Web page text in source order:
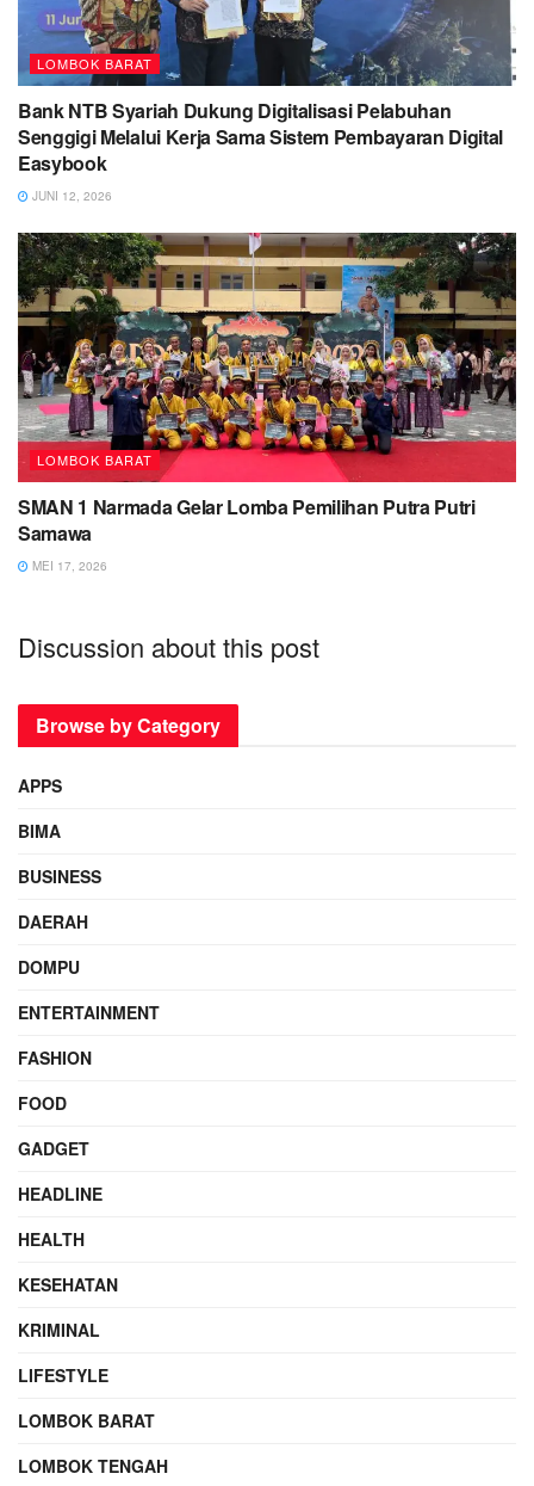
LOMBOK BARAT
Bank NTB Syariah Dukung Digitalisasi Pelabuhan
Senggigi Melalui Kerja Sama Sistem Pembayaran Digital
Easybook
JUNI 12, 2026
LOMBOK BARAT
SMAN 1 Narmada Gelar Lomba Pemilihan Putra Putri
Samawa
MEI 17, 2026
Discussion about this post
Browse by Category
APPS
BIMA
BUSINESS
DAERAH
DOMPU
ENTERTAINMENT
FASHION
FOOD
GADGET
HEADLINE
HEALTH
KESEHATAN
KRIMINAL
LIFESTYLE
LOMBOK BARAT
LOMBOK TENGAH